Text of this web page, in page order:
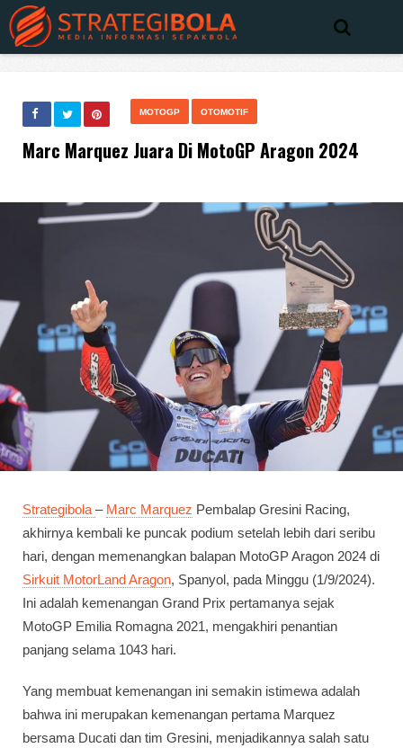
MOTOGP OTOMOTIF
Marc Marquez Juara Di MotoGP Aragon 2024
Strategibola – Marc Marquez Pembalap Gresini Racing,
akhirnya kembali ke puncak podium setelah lebih dari seribu
hari, dengan memenangkan balapan MotoGP Aragon 2024 di
Sirkuit MotorLand Aragon, Spanyol, pada Minggu (1/9/2024).
Ini adalah kemenangan Grand Prix pertamanya sejak
MotoGP Emilia Romagna 2021, mengakhiri penantian
panjang selama 1043 hari.
Yang membuat kemenangan ini semakin istimewa adalah
bahwa ini merupakan kemenangan pertama Marquez
bersama Ducati dan tim Gresini, menjadikannya salah satu